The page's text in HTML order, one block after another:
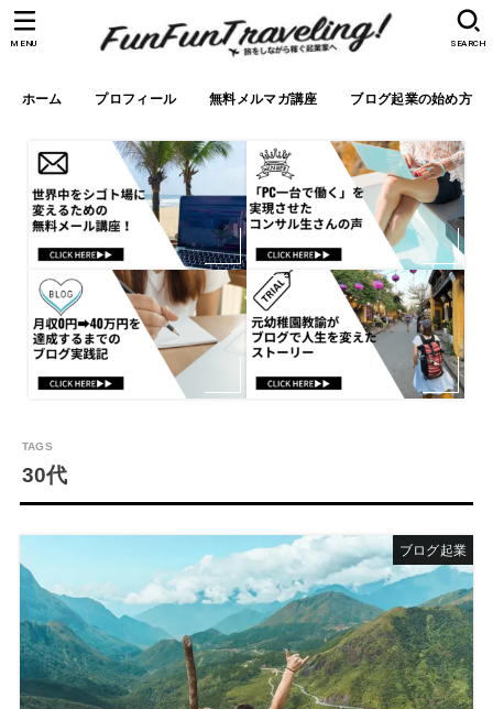
ホーム プロフィール 無料メルマガ講座 ブログ起業の始め方
SEARCH
MENU
30代
ブログ起業